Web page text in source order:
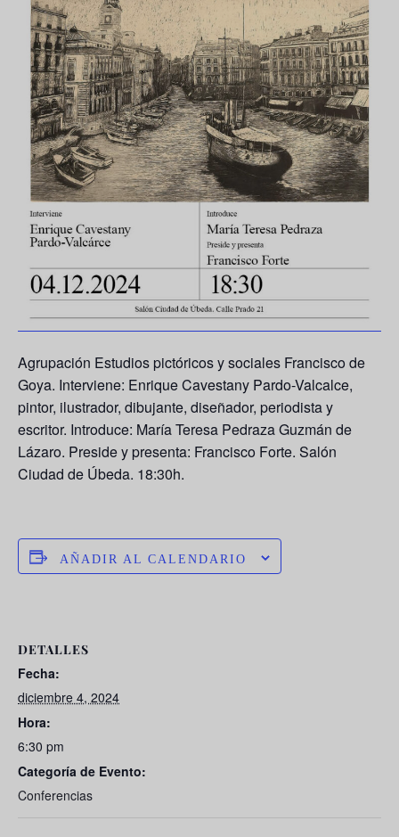
Agrupación Estudios pictóricos y sociales Francisco de
Goya. Interviene: Enrique Cavestany Pardo-Valcalce,
pintor, ilustrador, dibujante, diseñador, periodista y
escritor. Introduce: María Teresa Pedraza Guzmán de
Lázaro. Preside y presenta: Francisco Forte. Salón
Ciudad de Úbeda. 18:30h.
AÑADIR AL CALENDARIO
DETALLES
Fecha:
diciembre 4, 2024
Hora:
6:30 pm
Categoría de Evento:
Conferencias